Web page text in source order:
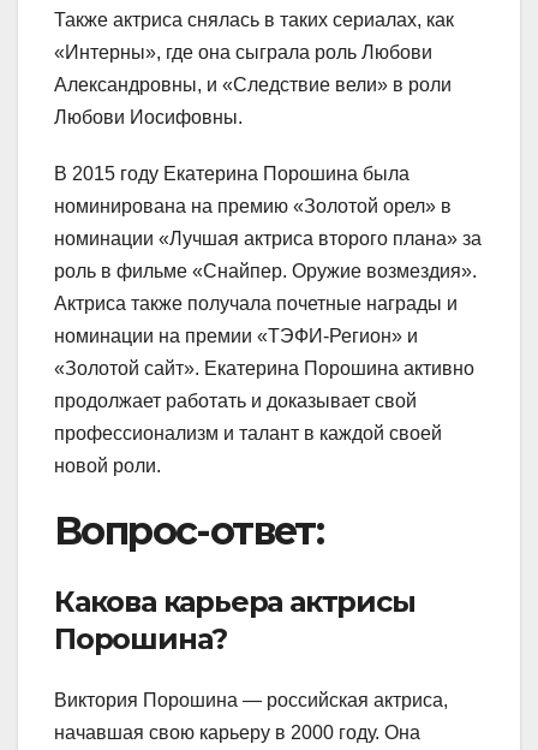
Также актриса снялась в таких сериалах, как
«Интерны», где она сыграла роль Любови
Александровны, и «Следствие вели» в роли
Любови Иосифовны.
В 2015 году Екатерина Порошина была
номинирована на премию «Золотой орел» в
номинации «Лучшая актриса второго плана» за
роль в фильме «Снайпер. Оружие возмездия».
Актриса также получала почетные награды и
номинации на премии «ТЭФИ-Регион» и
«Золотой сайт». Екатерина Порошина активно
продолжает работать и доказывает свой
профессионализм и талант в каждой своей
новой роли.
Вопрос-ответ:
Какова карьера актрисы
Порошина?
Виктория Порошина — российская актриса,
начавшая свою карьеру в 2000 году. Она